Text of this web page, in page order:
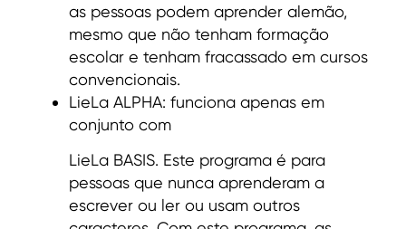
as pessoas podem aprender alemão,
mesmo que não tenham formação
escolar e tenham fracassado em cursos
convencionais.
LieLa ALPHA: funciona apenas em
conjunto com
LieLa BASIS. Este programa é para
pessoas que nunca aprenderam a
escrever ou ler ou usam outros